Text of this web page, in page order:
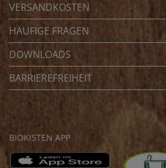
VERSANDKOSTEN
HÄUFIGE FRAGEN
DOWNLOADS
BARRIEREFREIHEIT
BIOKISTEN APP